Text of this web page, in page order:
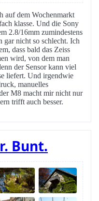
auf dem Wochenmarkt
klasse. Und die Sony
2.8/16mm zumindestens
gar nicht so schlecht. Ich
dass bald das Zeiss
wird, von dem man
der Sensor kann viel
liefert. Und irgendwie
manuelles
M8 macht mir nicht nur
trifft auch besser.
Bunt.